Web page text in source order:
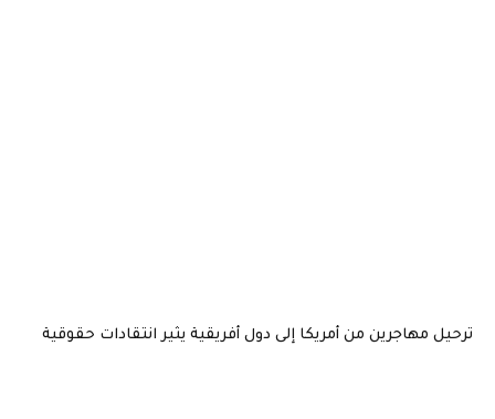
ترحيل مهاجرين من أمريكا إلى دول أفريقية يثير انتقادات حقوقية